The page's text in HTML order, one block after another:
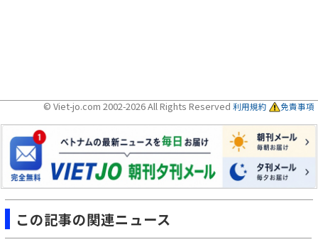
© Viet-jo.com 2002-2026 All Rights Reserved 利用規約 免責事項
この記事の関連ニュース